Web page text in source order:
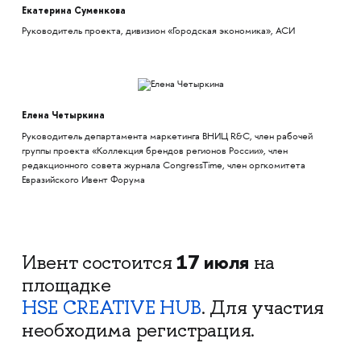
Екатерина Суменкова
Руководитель проекта, дивизион «Городская экономика», АСИ
Елена Четыркина
Руководитель департамента маркетинга ВНИЦ R&C, член рабочей
группы проекта «Коллекция брендов регионов России», член
редакционного совета журнала CongressTime, член оргкомитета
Евразийского Ивент Форума
Ивент состоится17 июля на
площадке
HSE CREATIVE HUB. Для участия
необходима регистрация.